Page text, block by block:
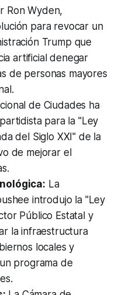
Ron Wyden,
para revocar un
Trump que
artificial denegar
de personas mayores
de Ciudades ha
para la "Ley
del Siglo XXI" de la
de mejorar el
La
introdujo la "Ley
Público Estatal y
la infraestructura
locales y
programa de